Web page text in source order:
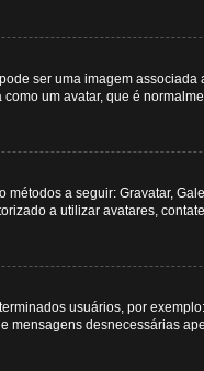
ser uma imagem
um avatar, que é
a seguir: Gravatar,
a utilizar avatares,
usuários, por
desnecessárias